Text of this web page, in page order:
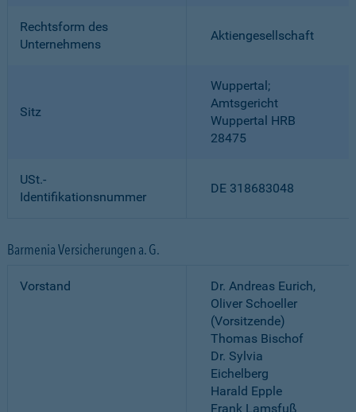
Rechtsform des
Unternehmens
Aktiengesellschaft
Sitz
Wuppertal;
Amtsgericht
Wuppertal HRB
28475
USt.-
Identifikationsnummer
DE 318683048
Barmenia Versicherungen a. G.
Vorstand
Dr. Andreas Eurich,
Oliver Schoeller
(Vorsitzende)
Thomas Bischof
Dr. Sylvia
Eichelberg
Harald Epple
Frank Lamsfuß